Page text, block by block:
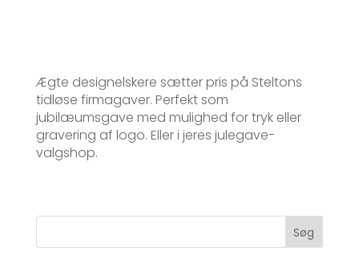
Ægte designelskere sætter pris på Steltons
tidløse firmagaver. Perfekt som
jubilæumsgave med mulighed for tryk eller
gravering af logo. Eller i jeres julegave-
valgshop.
Søg